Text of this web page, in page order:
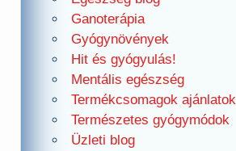
Ganoterápia
Gyógynövények
Hit és gyógyulás!
Mentális egészség
Termékcsomagok ajánlatok
Természetes gyógymódok
Üzleti blog